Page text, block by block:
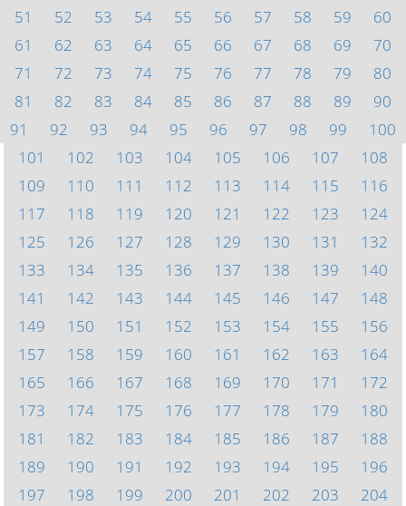
51
52 53 54 55 56 57 58 59
60
61
62 63 64 65 66 67 68 69
70
71
72 73 74 75 76 77 78 79
80
81
82 83 84 85 86 87 88 89
90
91
92 93 94 95 96 97 98 99
100
101
102 103 104 105 106 107
108
109
110 111 112 113 114 115
116
117
118 119 120 121 122 123
124
125
126 127 128 129 130 131
132
133
134 135 136 137 138 139
140
141
142 143 144 145 146 147
148
149
150 151 152 153 154 155
156
157
158 159 160 161 162 163
164
165
166 167 168 169 170 171
172
173
174 175 176 177 178 179
180
181
182 183 184 185 186 187
188
189
190 191 192 193 194 195
196
197
198 199 200 201 202 203
204